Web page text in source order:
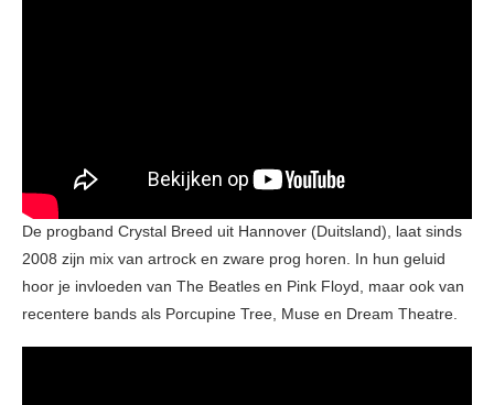
De progband Crystal Breed uit Hannover (Duitsland), laat sinds
2008 zijn mix van artrock en zware prog horen. In hun geluid
hoor je invloeden van The Beatles en Pink Floyd, maar ook van
recentere bands als Porcupine Tree, Muse en Dream Theatre.